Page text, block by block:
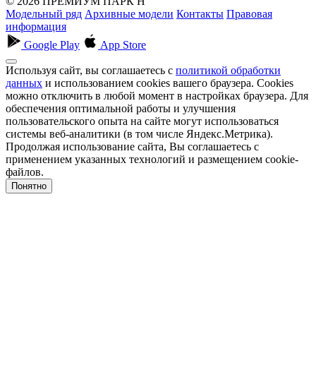
Модельный ряд Архивные модели Контакты Правовая
информация
Google Play
App Store
Используя сайт, вы соглашаетесь с политикой обработки
данных и использованием cookies вашего браузера. Cookies
можно отключить в любой момент в настройках браузера. Для
обеспечения оптимальной работы и улучшения
пользовательского опыта на сайте могут использоваться
системы веб-аналитики (в том числе Яндекс.Метрика).
Продолжая использование сайта, Вы соглашаетесь с
применением указанных технологий и размещением cookie-
файлов.
Понятно